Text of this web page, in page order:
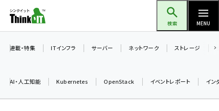
ン
ツ
検索 MENU
連載・特集 ITインフラ サーバー ネットワーク ストレージ
AI・人工知能 Kubernetes OpenStack イベントレポート イン